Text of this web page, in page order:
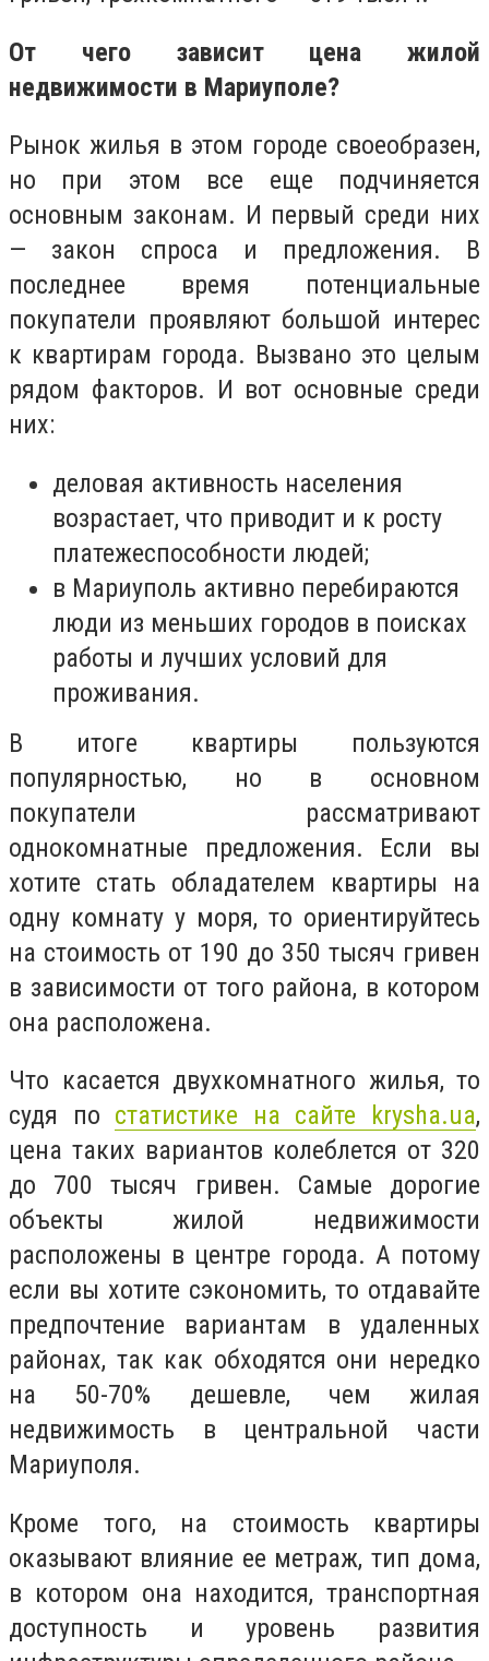
От чего зависит цена жилой
недвижимости в Мариуполе?
Рынок жилья в этом городе своеобразен,
но при этом все еще подчиняется
основным законам. И первый среди них
— закон спроса и предложения. В
последнее время потенциальные
покупатели проявляют большой интерес
к квартирам города. Вызвано это целым
рядом факторов. И вот основные среди
них:
деловая активность населения
возрастает, что приводит и к росту
платежеспособности людей;
в Мариуполь активно перебираются
люди из меньших городов в поисках
работы и лучших условий для
проживания.
В итоге квартиры пользуются
популярностью, но в основном
покупатели рассматривают
однокомнатные предложения. Если вы
хотите стать обладателем квартиры на
одну комнату у моря, то ориентируйтесь
на стоимость от 190 до 350 тысяч гривен
в зависимости от того района, в котором
она расположена.
Что касается двухкомнатного жилья, то
судя по статистике на сайте krysha.ua,
цена таких вариантов колеблется от 320
до 700 тысяч гривен. Самые дорогие
объекты жилой недвижимости
расположены в центре города. А потому
если вы хотите сэкономить, то отдавайте
предпочтение вариантам в удаленных
районах, так как обходятся они нередко
на 50-70% дешевле, чем жилая
недвижимость в центральной части
Мариуполя.
Кроме того, на стоимость квартиры
оказывают влияние ее метраж, тип дома,
в котором она находится, транспортная
доступность и уровень развития